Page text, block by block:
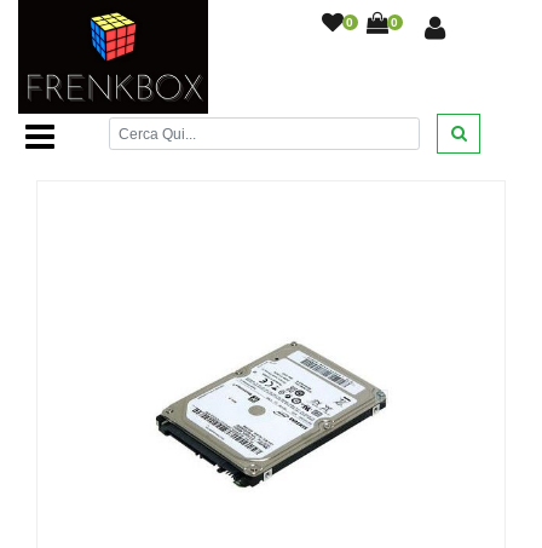
0 0
Home Page // Hard Disk 3,5" 500gb Western Digital per
DVR o PC HDD/